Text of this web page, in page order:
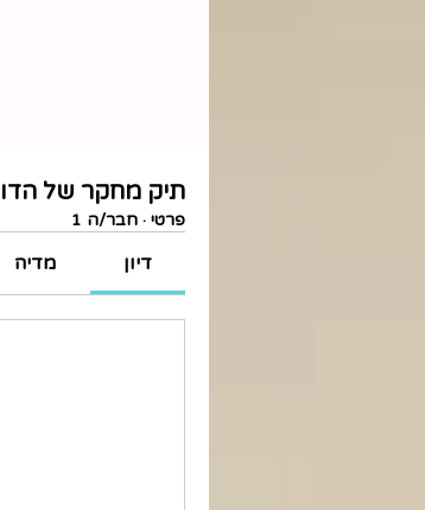
תיק מחקר של
פרטי · חבר/ה 1
דיון מדיה